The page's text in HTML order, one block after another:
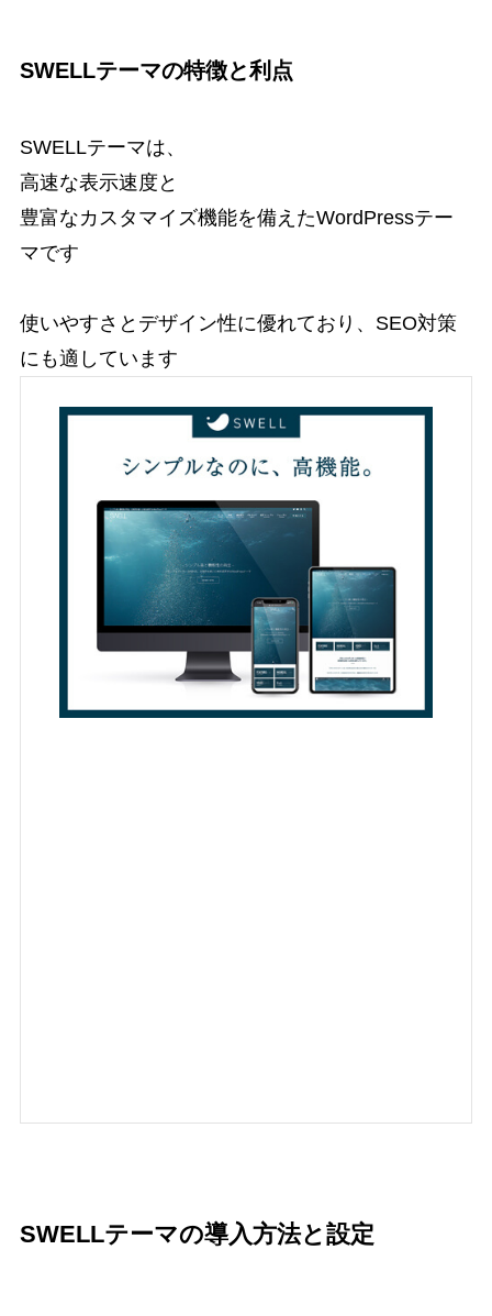
SWELLテーマの特徴と利点
SWELLテーマは、
高速な表示速度と
豊富なカスタマイズ機能を備えたWordPressテー
マです
使いやすさとデザイン性に優れており、SEO対策
にも適しています
SWELLテーマの導入方法と設定